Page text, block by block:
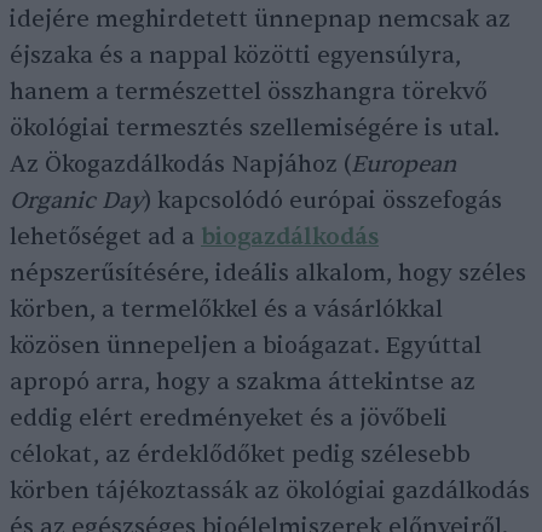
idejére meghirdetett ünnepnap nemcsak az
éjszaka és a nappal közötti egyensúlyra,
hanem a természettel összhangra törekvő
ökológiai termesztés szellemiségére is utal.
Az Ökogazdálkodás Napjához (European
Organic Day) kapcsolódó európai összefogás
lehetőséget ad a biogazdálkodás
népszerűsítésére, ideális alkalom, hogy széles
körben, a termelőkkel és a vásárlókkal
közösen ünnepeljen a bioágazat. Egyúttal
apropó arra, hogy a szakma áttekintse az
eddig elért eredményeket és a jövőbeli
célokat, az érdeklődőket pedig szélesebb
körben tájékoztassák az ökológiai gazdálkodás